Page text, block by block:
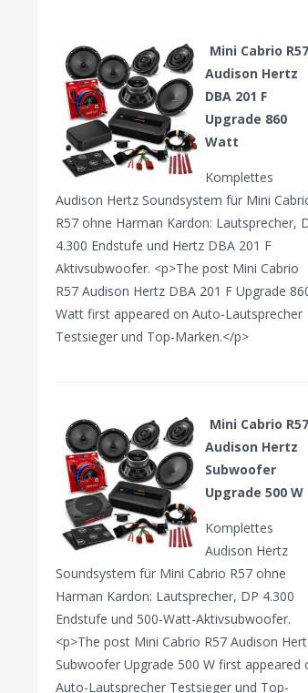
Mini Cabrio R57
Audison Hertz
DBA 201 F
Upgrade 860
Watt
Komplettes
Audison Hertz Soundsystem für Mini
R57 ohne Harman Kardon: Lautsprecher,
4.300 Endstufe und Hertz DBA 201 F
Aktivsubwoofer. <p>The post Mini Cabrio
R57 Audison Hertz DBA 201 F Upgrade
Watt first appeared on Auto-Lautsprecher
Testsieger und Top-Marken.</p>
Mini Cabrio R57
Audison Hertz
Subwoofer
Upgrade 500 W
Komplettes
Audison Hertz
Soundsystem für Mini Cabrio R57 ohne
Harman Kardon: Lautsprecher, DP 4.300
Endstufe und 500-Watt-Aktivsubwoofer.
<p>The post Mini Cabrio R57 Audison
Subwoofer Upgrade 500 W first appeared
Auto-Lautsprecher Testsieger und Top-